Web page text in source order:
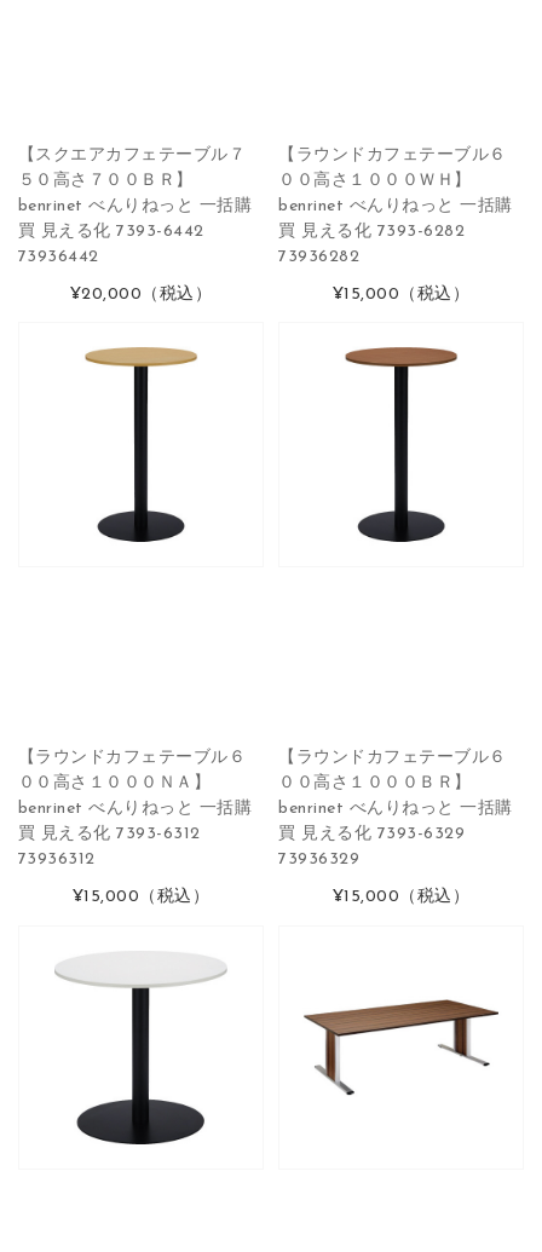
【スクエアカフェテーブル７
５０高さ７００ＢＲ】
benrinet べんりねっと 一括購
買 見える化 7393-6442
73936442
¥20,000 （税込）
【ラウンドカフェテーブル６
００高さ１０００ＷＨ】
benrinet べんりねっと 一括購
買 見える化 7393-6282
73936282
¥15,000 （税込）
【ラウンドカフェテーブル６
００高さ１０００ＮＡ】
benrinet べんりねっと 一括購
買 見える化 7393-6312
73936312
¥15,000 （税込）
【ラウンドカフェテーブル６
００高さ１０００ＢＲ】
benrinet べんりねっと 一括購
買 見える化 7393-6329
73936329
¥15,000 （税込）